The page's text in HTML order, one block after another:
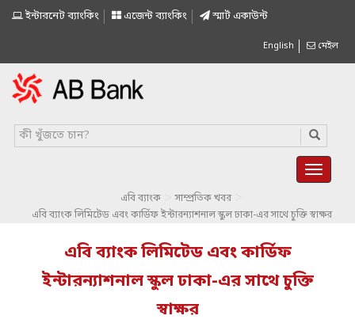
ইন্টারনেট ব্যাংকিং এজেন্ট ব্যাংকিং স্মাৰ্ট একাউন্ট
English মেইল
এবি ব্যাংক সাম্প্রতিক খবর
এবি ব্যাংক লিমিটেড এবং কার্ডিফ ইন্টারন্যাশনাল স্কুল ঢাকা-এর সাথে চুক্তি স্বাক্ষর
এবি ব্যাংক লিমিটেড এবং কার্ডিফ
ইন্টারন্যাশনাল স্কুল ঢাকা-এর সাথে চুক্তি
স্বাক্ষর